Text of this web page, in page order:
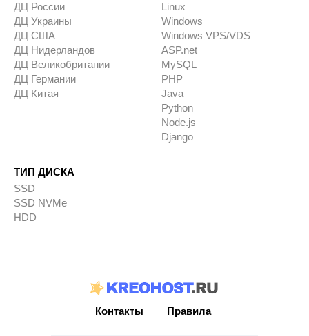
ДЦ России
ДЦ Украины
ДЦ США
ДЦ Нидерландов
ДЦ Великобритании
ДЦ Германии
ДЦ Китая
Linux
Windows
Windows VPS/VDS
ASP.net
MySQL
PHP
Java
Python
Node.js
Django
ТИП ДИСКА
SSD
SSD NVMe
HDD
Контакты Правила